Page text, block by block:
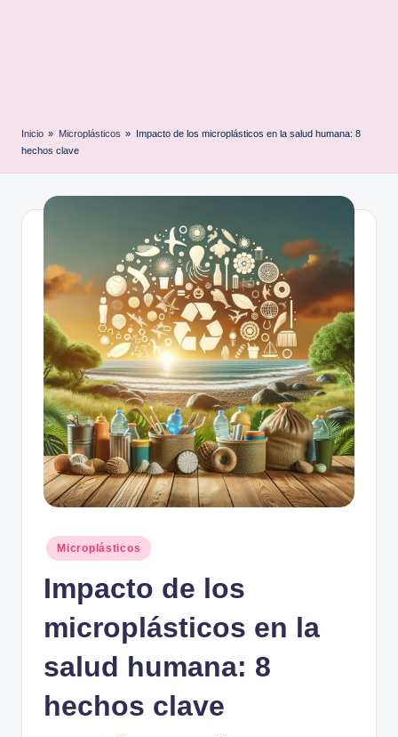
Inicio » Microplásticos » Impacto de los microplásticos en la salud humana: 8
hechos clave
Posted
in
Microplásticos
Impacto de los
microplásticos en la
salud humana: 8
hechos clave